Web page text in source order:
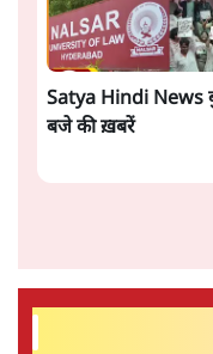
Satya Hindi News
बजे की ख़बरें